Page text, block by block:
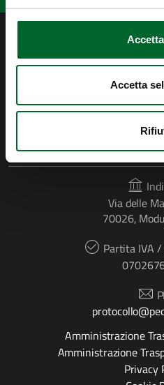
Accetta
Via delle
70026,
Partita IVA /
Amministrazione
Amministrazione
Privacy